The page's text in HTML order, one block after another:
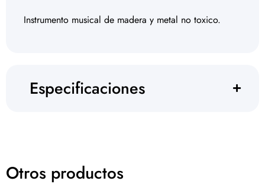
Instrumento musical de madera y metal no toxico.
Especificaciones
Otros productos